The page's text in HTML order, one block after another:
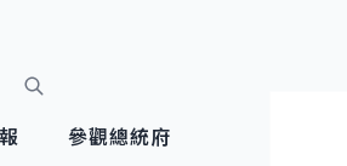
參觀總統府